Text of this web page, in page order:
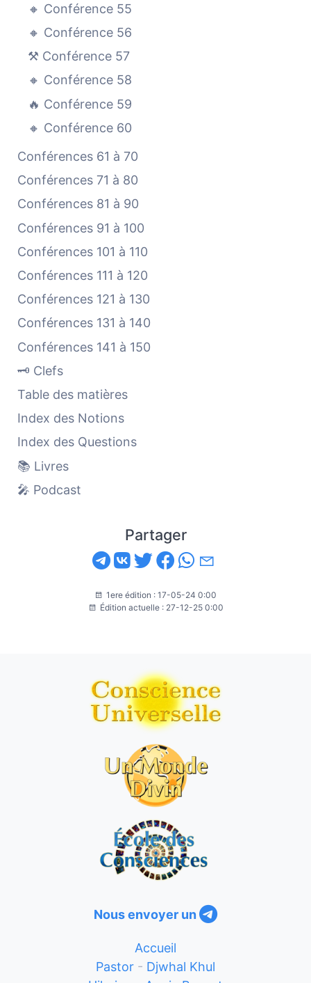
🔸 Conférence 55
🔸 Conférence 56
⚒️ Conférence 57
🔸 Conférence 58
🔥 Conférence 59
🔸 Conférence 60
Conférences 61 à 70
Conférences 71 à 80
Conférences 81 à 90
Conférences 91 à 100
Conférences 101 à 110
Conférences 111 à 120
Conférences 121 à 130
Conférences 131 à 140
Conférences 141 à 150
🗝️ Clefs
Table des matières
Index des Notions
Index des Questions
📚 Livres
🎤 Podcast
Partager
1ere édition : 17-05-24 0:00
Édition actuelle : 27-12-25 0:00
Nous envoyer un
Accueil
Pastor - Djwhal Khul